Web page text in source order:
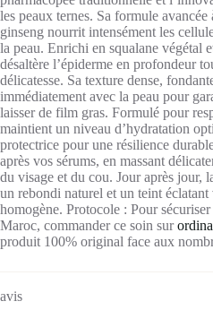
les peaux ternes. Sa formule avancée
ginseng nourrit intensément les
la peau. Enrichi en squalane végétal
désaltère l’épiderme en profondeur
délicatesse. Sa texture dense,
immédiatement avec la peau pour
laisser de film gras. Formulé pour
maintient un niveau d’hydratation
protectrice pour une résilience
après vos sérums, en massant
du visage et du cou. Jour après jour,
un rebondi naturel et un teint
homogène. Protocole : Pour
Maroc, commander ce soin sur
produit 100% original face aux
avis